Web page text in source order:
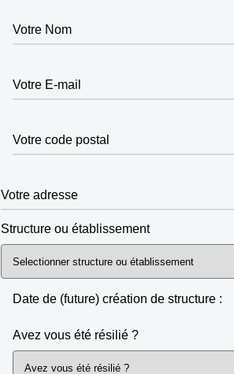
Votre Nom
Votre E-mail
Votre code postal
Votre adresse
Structure ou établissement
Date de (future) création de structure :
Avez vous été résilié ?